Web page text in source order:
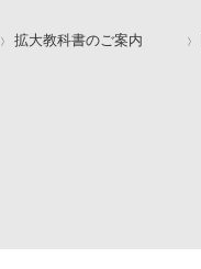
拡大教科書のご案内